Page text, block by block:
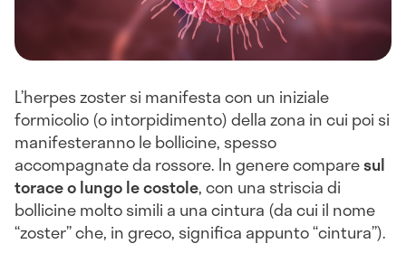
L’herpes zoster si manifesta con un iniziale
formicolio (o intorpidimento) della zona in cui poi si
manifesteranno le bollicine, spesso
accompagnate da rossore. In genere comparesul
torace o lungo le costole, con una striscia di
bollicine molto simili a una cintura (da cui il nome
“zoster” che, in greco, significa appunto “cintura”).